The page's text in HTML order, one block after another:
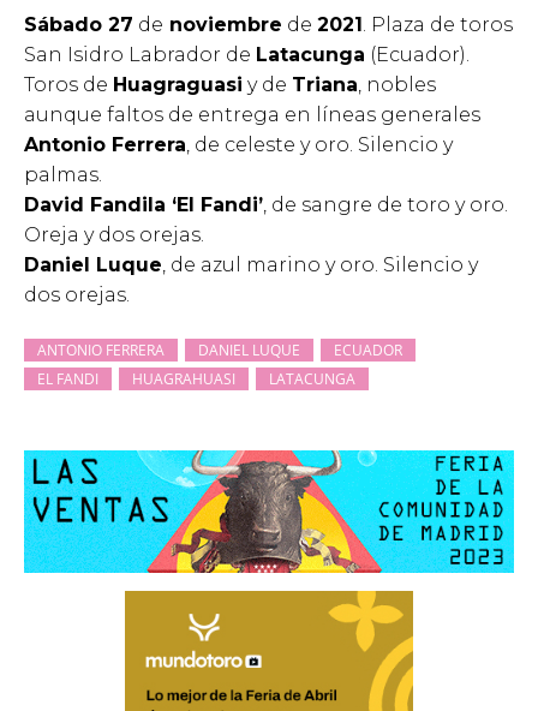
Sábado 27 de noviembre de 2021. Plaza de toros
San Isidro Labrador de Latacunga (Ecuador).
Toros de Huagraguasi y de Triana, nobles
aunque faltos de entrega en líneas generales
Antonio Ferrera, de celeste y oro. Silencio y
palmas.
David Fandila ‘El Fandi’, de sangre de toro y oro.
Oreja y dos orejas.
Daniel Luque, de azul marino y oro. Silencio y
dos orejas.
ANTONIO FERRERA DANIEL LUQUE
ECUADOR
EL FANDI
HUAGRAHUASI LATACUNGA